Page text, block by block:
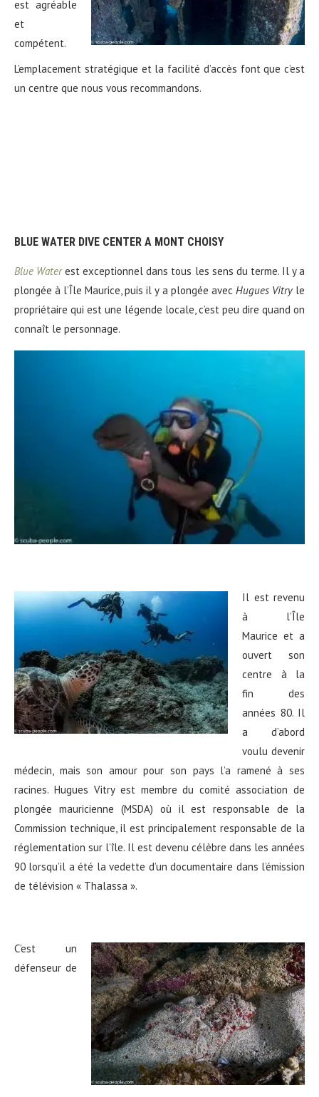
est agréable
et
compétent.
L’emplacement stratégique et la facilité d’accès font que c’est
un centre que nous vous recommandons.
BLUE WATER DIVE CENTER A MONT CHOISY
Blue Water est exceptionnel dans tous les sens du terme. Il y a
plongée à l’Île Maurice, puis il y a plongée avec Hugues Vitryle
propriétaire qui est une légende locale, c’est peu dire quand on
connaît le personnage.
Il est revenu
à l’Île
Maurice et a
ouvert son
centre à la
fin des
années 80. Il
a d’abord
voulu devenir
médecin, mais son amour pour son pays l’a ramené à ses
racines. Hugues Vitry est membre du comité association de
plongée mauricienne (MSDA) où il est responsable de la
Commission technique, il est principalement responsable de la
réglementation sur l’île. Il est devenu célèbre dans les années
90 lorsqu’il a été la vedette d’un documentaire dans l’émission
de télévision « Thalassa ».
C’est un
défenseur de